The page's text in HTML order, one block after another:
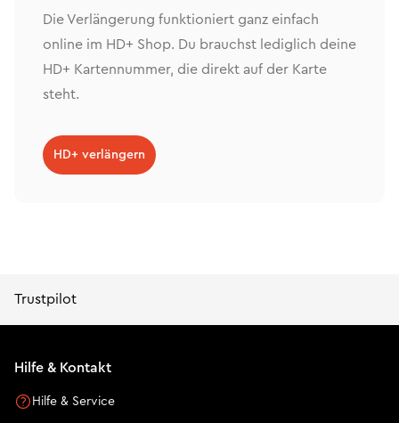
Die Verlängerung funktioniert ganz einfach
online im HD+ Shop. Du brauchst lediglich deine
HD+ Kartennummer, die direkt auf der Karte
steht.
HD+ verlängern
Trustpilot
Hilfe & Kontakt
Hilfe & Service